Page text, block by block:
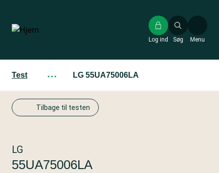
hovedindhold
Søg
Log ind Menu
Test ··· LG 55UA75006LA
Tilbage til testen
LG
55UA75006LA